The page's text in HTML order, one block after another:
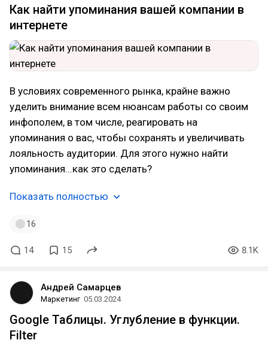
Как найти упоминания вашей компании в
интернете
В условиях современного рынка, крайне важно
уделить внимание всем нюансам работы со своим
инфополем, в том числе, реагировать на
упоминания о вас, чтобы сохранять и увеличивать
лояльность аудитории. Для этого нужно найти
упоминания...как это сделать?
Показать полностью
16
14 15 8.1K
Андрей Самарцев
Маркетинг 05.03.2024
Google Таблицы. Углубление в функции.
Filter